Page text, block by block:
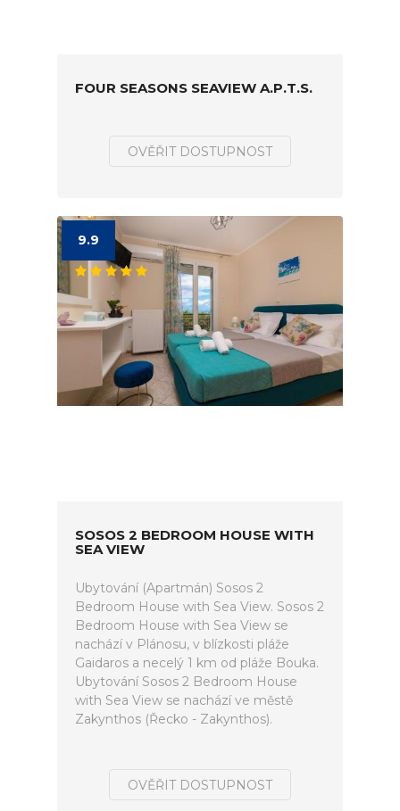
FOUR SEASONS SEAVIEW A.P.T.S.
OVĚŘIT DOSTUPNOST
9.9
SOSOS 2 BEDROOM HOUSE WITH
SEA VIEW
Ubytování (Apartmán) Sosos 2
Bedroom House with Sea View. Sosos 2
Bedroom House with Sea View se
nachází v Plánosu, v blízkosti pláže
Gaidaros a necelý 1 km od pláže Bouka.
Ubytování Sosos 2 Bedroom House
with Sea View se nachází ve městě
Zakynthos (Řecko - Zakynthos).
OVĚŘIT DOSTUPNOST